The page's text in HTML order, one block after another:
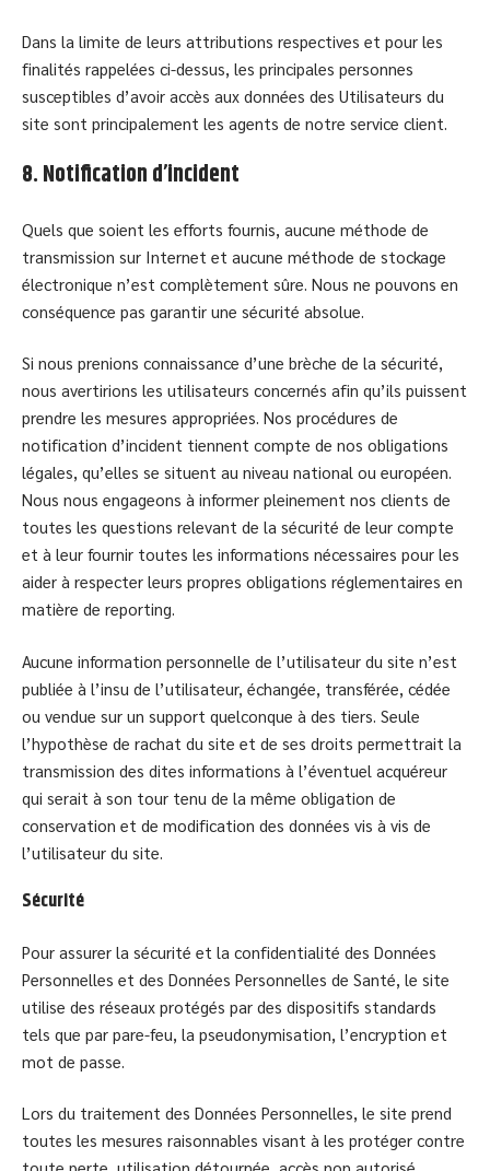
Dans la limite de leurs attributions respectives et pour les
finalités rappelées ci-dessus, les principales personnes
susceptibles d’avoir accès aux données des Utilisateurs du
site sont principalement les agents de notre service client.
8. Notification d’incident
Quels que soient les efforts fournis, aucune méthode de
transmission sur Internet et aucune méthode de stockage
électronique n’est complètement sûre. Nous ne pouvons en
conséquence pas garantir une sécurité absolue.
Si nous prenions connaissance d’une brèche de la sécurité,
nous avertirions les utilisateurs concernés afin qu’ils puissent
prendre les mesures appropriées. Nos procédures de
notification d’incident tiennent compte de nos obligations
légales, qu’elles se situent au niveau national ou européen.
Nous nous engageons à informer pleinement nos clients de
toutes les questions relevant de la sécurité de leur compte
et à leur fournir toutes les informations nécessaires pour les
aider à respecter leurs propres obligations réglementaires en
matière de reporting.
Aucune information personnelle de l’utilisateur du site n’est
publiée à l’insu de l’utilisateur, échangée, transférée, cédée
ou vendue sur un support quelconque à des tiers. Seule
l’hypothèse de rachat du site et de ses droits permettrait la
transmission des dites informations à l’éventuel acquéreur
qui serait à son tour tenu de la même obligation de
conservation et de modification des données vis à vis de
l’utilisateur du site.
Sécurité
Pour assurer la sécurité et la confidentialité des Données
Personnelles et des Données Personnelles de Santé, le site
utilise des réseaux protégés par des dispositifs standards
tels que par pare-feu, la pseudonymisation, l’encryption et
mot de passe.
Lors du traitement des Données Personnelles, le site prend
toutes les mesures raisonnables visant à les protéger contre